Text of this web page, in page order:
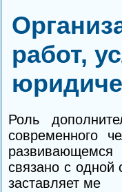
работ,
Роль
современного
развивающемся
связано с
заставляет ме